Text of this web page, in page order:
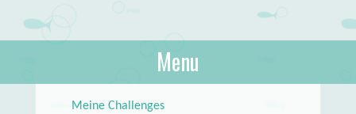
About Books
lilstar.de
Menu
Meine Challenges